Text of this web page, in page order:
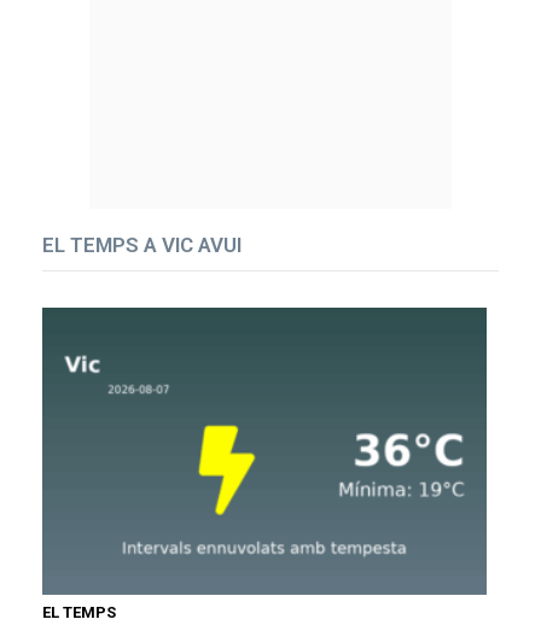
EL TEMPS A VIC AVUI
EL TEMPS